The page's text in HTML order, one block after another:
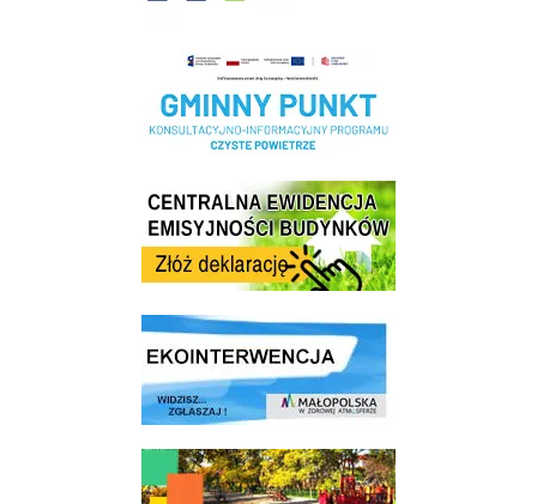
Realizacja Programu Czyste Powietrze w Gminie Wieliczka
Centrala Ewidencja Emisyjności Budynków - złóż deklarację
link do strony ekointerwencja dot.- powietrza
link do strony - Wielicki Budżet Obywatelski